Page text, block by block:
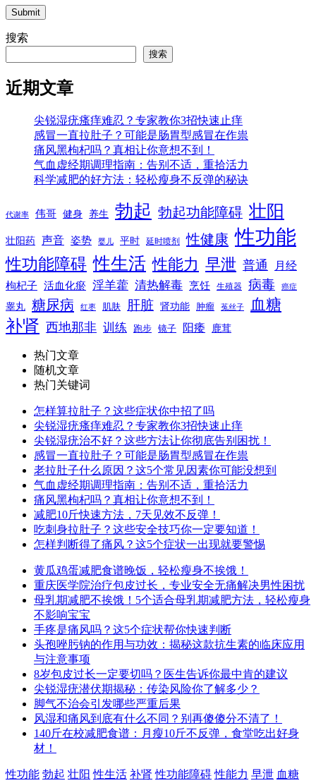
Submit
搜索
搜索
近期文章
尖锐湿疣瘙痒难忍？专家教你3招快速止痒
感冒一直拉肚子？可能是肠胃型感冒在作祟
痛风黑枸杞吗？真相让你意想不到！
气血虚经期调理指南：告别不适，重拾活力
科学减肥的好方法：轻松瘦身不反弹的秘诀
代谢率 伟哥 健身 养生 勃起 勃起功能障碍 壮阳
壮阳药 声音 姿势 婴儿 平时 延时喷剂 性健康 性功能
性功能障碍 性生活 性能力 早泄 普通 月经
枸杞子 活血化瘀 淫羊藿 清热解毒 烹饪 生殖器 病毒 癌症
睾丸 糖尿病 红枣 肌肤 肝脏 肾功能 肿瘤 菟丝子 血糖
补肾 西地那非 训练 跑步 镜子 阳痿 鹿茸
热门文章
随机文章
热门关键词
怎样算拉肚子？这些症状你中招了吗
尖锐湿疣瘙痒难忍？专家教你3招快速止痒
尖锐湿疣治不好？这些方法让你彻底告别困扰！
感冒一直拉肚子？可能是肠胃型感冒在作祟
老拉肚子什么原因？这5个常见因素你可能没想到
气血虚经期调理指南：告别不适，重拾活力
痛风黑枸杞吗？真相让你意想不到！
减肥10斤快速方法，7天见效不反弹！
吃刺身拉肚子？这些安全技巧你一定要知道！
怎样判断得了痛风？这5个症状一出现就要警惕
黄瓜鸡蛋减肥食谱晚饭，轻松瘦身不挨饿！
重庆医学院治疗包皮过长，专业安全无痛解决男性困扰
母乳期减肥不挨饿！5个适合母乳期减肥方法，轻松瘦身
不影响宝宝
手疼是痛风吗？这5个症状帮你快速判断
头孢唑肟钠的作用与功效：揭秘这款抗生素的临床应用
与注意事项
8岁包皮过长一定要切吗？医生告诉你最中肯的建议
尖锐湿疣潜伏期揭秘：传染风险你了解多少？
脚气不治会引发哪些严重后果
风湿和痛风到底有什么不同？别再傻傻分不清了！
140斤在校减肥食谱：月瘦10斤不反弹，食堂吃出好身
材！
性功能 勃起 壮阳 性生活 补肾 性功能障碍 性能力 早泄 血糖